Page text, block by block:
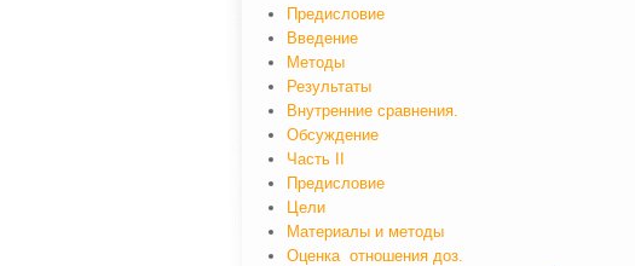
Предисловие
Введение
Методы
Результаты
Внутренние сравнения.
Обсуждение
Часть II
Предисловие
Цели
Материалы и методы
Оценка отношения доз.